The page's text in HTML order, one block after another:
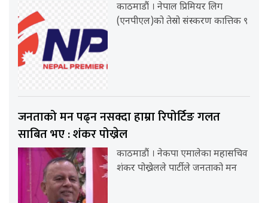
काठमाडौं । नेपाल प्रिमियर लिग
(एनपीएल)को तेस्रो संस्करण कात्तिक ९
जनताको मन पढ्न नसक्दा हाम्रा रिपोर्टिङ गलत
साबित भए : शंकर पोख्रेल
काठमाडौं । नेकपा एमालेका महासचिव
शंकर पोख्रेलले पार्टीले जनताको मन